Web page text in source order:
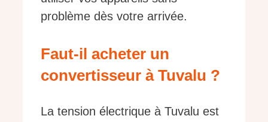
problème dès votre arrivée.
Faut-il acheter un
convertisseur à Tuvalu ?
La tension électrique à Tuvalu est